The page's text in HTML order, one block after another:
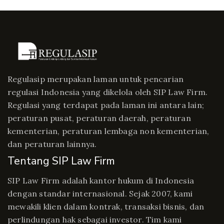
Regulasip merupakan laman untuk pencarian
regulasi Indonesia yang dikelola oleh SIP Law Firm.
Regulasi yang terdapat pada laman ini antara lain;
peraturan pusat, peraturan daerah, peraturan
kementerian, peraturan lembaga non kementerian,
dan peraturan lainnya.
Tentang SIP Law Firm
SIP Law Firm adalah kantor hukum di Indonesia
dengan standar internasional. Sejak 2007, kami
mewakili klien dalam kontrak, transaksi bisnis, dan
perlindungan hak sebagai investor. Tim kami